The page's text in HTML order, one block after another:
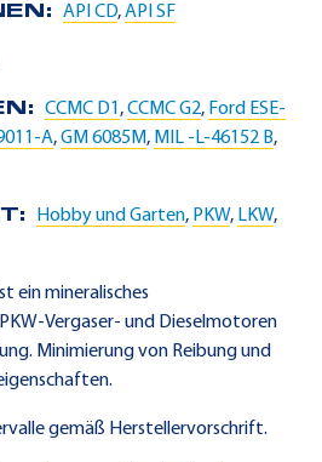
API CD,API SF
CCMC D1 ,CCMC G2, Ford ESE-
A,GM 6085M, MIL -L-46152 B,
Hobby und Garten, PKW, LKW,
ein mineralisches
Vergaser- und Dieselmotoren
Minimierung von Reibung und
gemäß Herstellervorschrift.